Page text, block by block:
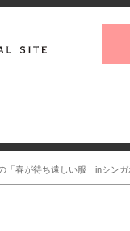
「春が待ち遠しい服」inシン